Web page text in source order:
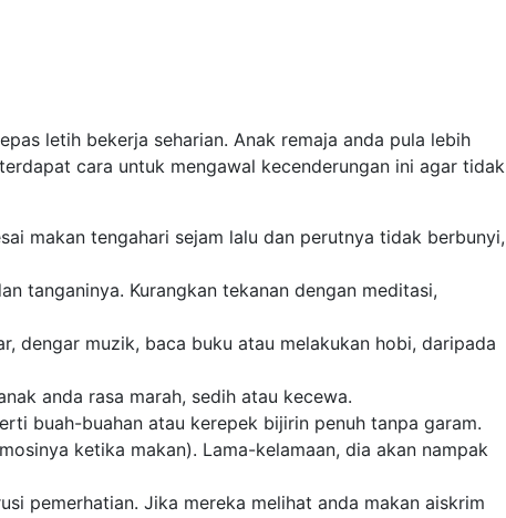
letih bekerja seharian. Anak remaja anda pula lebih
cara untuk mengawal kecenderungan ini agar tidak
makan tengahari sejam lalu dan perutnya tidak berbunyi,
tanganinya. Kurangkan tekanan dengan meditasi,
dengar muzik, baca buku atau melakukan hobi, daripada
anda rasa marah, sedih atau kecewa.
buah-buahan atau kerepek bijirin penuh tanpa garam.
ketika makan). Lama-kelamaan, dia akan nampak
pemerhatian. Jika mereka melihat anda makan aiskrim